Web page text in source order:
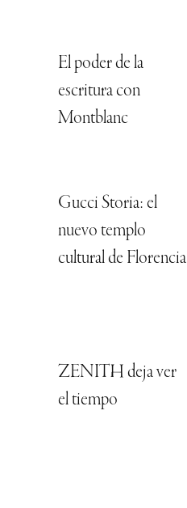
El poder de la
escritura con
Montblanc
Gucci Storia: el
nuevo templo
cultural de Florencia
ZENITH deja ver
el tiempo